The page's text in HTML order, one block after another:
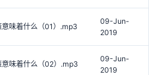
味着什么（01）.mp3
09-Jun-
2019
味着什么（02）.mp3
09-Jun-
2019